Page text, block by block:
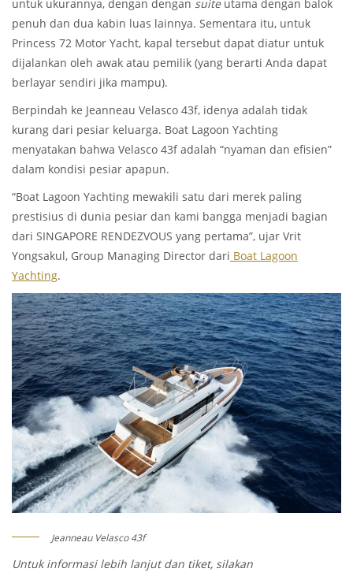
untuk ukurannya, dengan dengan suite utama dengan balok
penuh dan dua kabin luas lainnya. Sementara itu, untuk
Princess 72 Motor Yacht, kapal tersebut dapat diatur untuk
dijalankan oleh awak atau pemilik (yang berarti Anda dapat
berlayar sendiri jika mampu).
Berpindah ke Jeanneau Velasco 43f, idenya adalah tidak
kurang dari pesiar keluarga. Boat Lagoon Yachting
menyatakan bahwa Velasco 43f adalah “nyaman dan efisien”
dalam kondisi pesiar apapun.
“Boat Lagoon Yachting mewakili satu dari merek paling
prestisius di dunia pesiar dan kami bangga menjadi bagian
dari SINGAPORE RENDEZVOUS yang pertama”, ujar Vrit
Yongsakul, Group Managing Director dari Boat Lagoon
Yachting.
Jeanneau Velasco 43f
Untuk informasi lebih lanjut dan tiket, silakan